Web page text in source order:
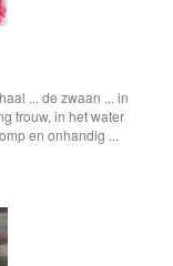
... de zwaan ... in
trouw, in het water
en onhandig ...